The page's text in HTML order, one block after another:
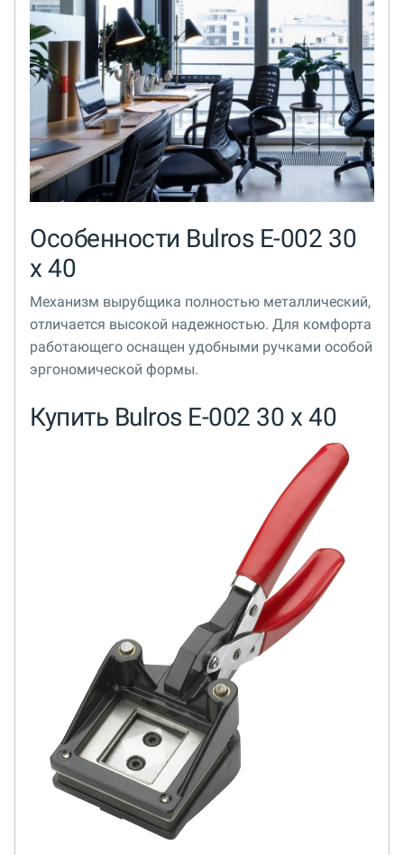
Особенности Bulros E-002 30
х 40
Механизм вырубщика полностью металлический,
отличается высокой надежностью. Для комфорта
работающего оснащен удобными ручками особой
эргономической формы.
Купить Bulros E-002 30 х 40